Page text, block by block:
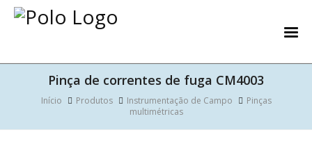
Pinça de correntes de fuga CM4003
Início Produtos Instrumentação de Campo
Pinças
multimétricas